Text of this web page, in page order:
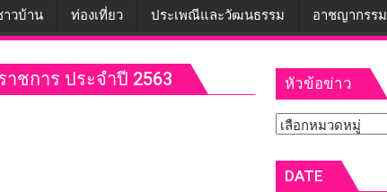
าวบ้าน ท่องเที่ยว ประเพณีและวัฒนธรรม อาชญากรรม
ชการ ประจำปี 2563 หัวข้อข่าว
หัวข้อ
DATE